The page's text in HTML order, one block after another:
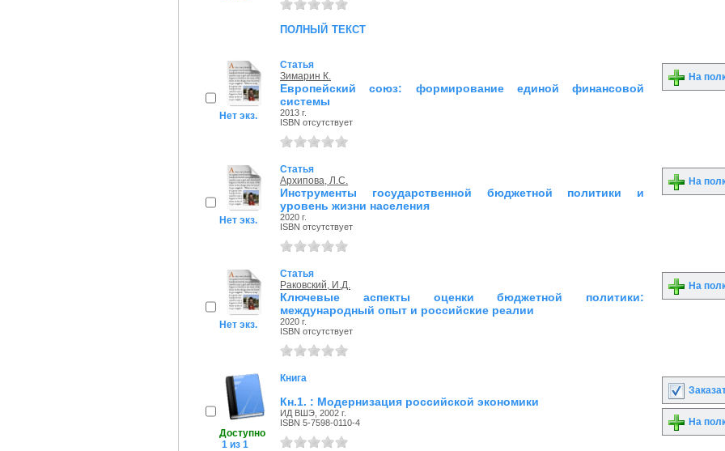
полный текст
Нет экз.
Статья
Зимарин К.
Европейский союз: формирование единой финансовой
системы
2013 г.
ISBN отсутствует
На
Нет экз.
Статья
Архипова, Л.С.
Инструменты государственной бюджетной политики и
уровень жизни населения
2020 г.
ISBN отсутствует
На
Нет экз.
Статья
Раковский, И.Д.
Ключевые аспекты оценки бюджетной политики:
международный опыт и российские реалии
2020 г.
ISBN отсутствует
На
Доступно
1 из 1
Книга
Кн.1. : Модернизация российской экономики
ИД ВШЭ, 2002 г.
ISBN 5-7598-0110-4
На